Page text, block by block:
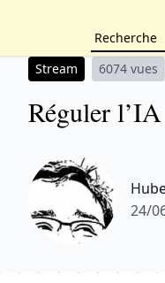
Stream 6074 vues
Réguler
24/